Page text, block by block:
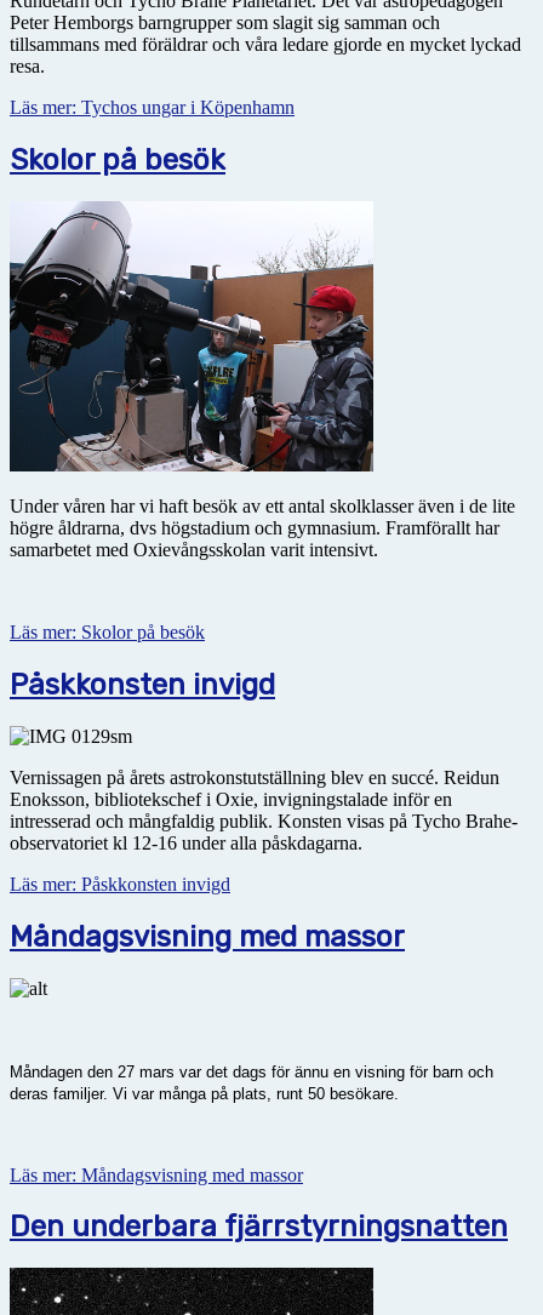
Peter Hemborgs barngrupper som slagit sig samman och
tillsammans med föräldrar och våra ledare gjorde en mycket lyckad
resa.
Läs mer: Tychos ungar i Köpenhamn
Skolor på besök
Under våren har vi haft besök av ett antal skolklasser även i de lite
högre åldrarna, dvs högstadium och gymnasium. Framförallt har
samarbetet med Oxievångsskolan varit intensivt.
Läs mer: Skolor på besök
Påskkonsten invigd
Vernissagen på årets astrokonstutställning blev en succé. Reidun
Enoksson, bibliotekschef i Oxie, invigningstalade inför en
intresserad och mångfaldig publik. Konsten visas på Tycho Brahe-
observatoriet kl 12-16 under alla påskdagarna.
Läs mer: Påskkonsten invigd
Måndagsvisning med massor
Måndagen den 27 mars var det dags för ännu en visning för barn och
deras familjer. Vi var många på plats, runt 50 besökare.
Läs mer: Måndagsvisning med massor
Den underbara fjärrstyrningsnatten